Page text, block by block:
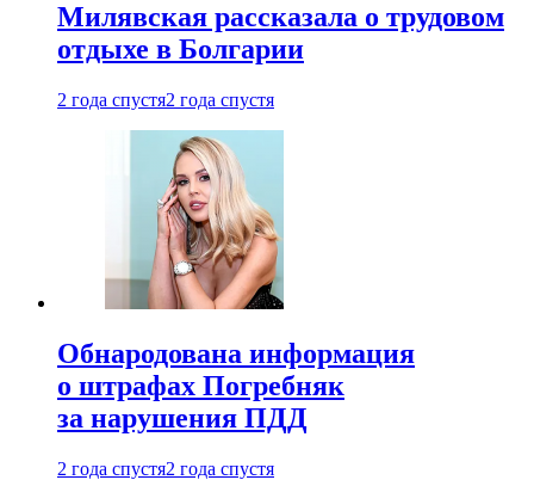
Милявская рассказала о трудовом
отдыхе в Болгарии
2 года спустя2 года спустя
Обнародована информация
о штрафах Погребняк
за нарушения ПДД
2 года спустя2 года спустя